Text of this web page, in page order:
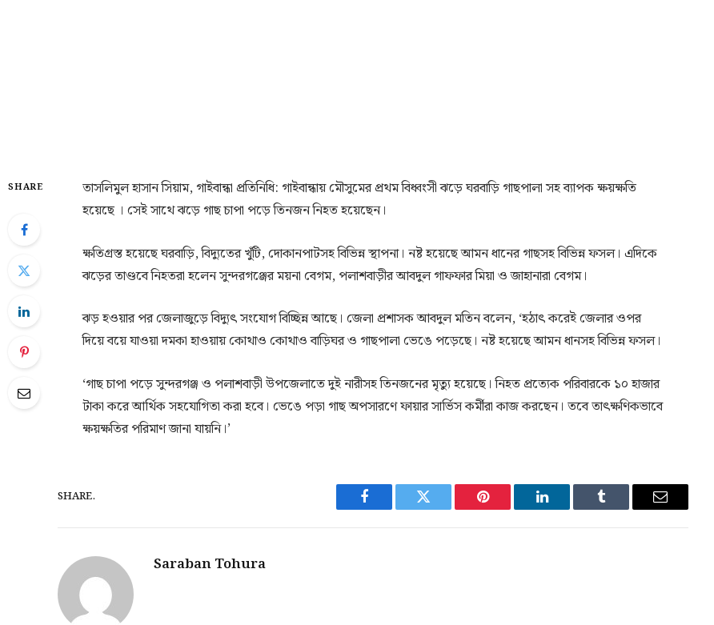
SHARE
তাসলিমুল হাসান সিয়াম, গাইবান্ধা প্রতিনিধি: গাইবান্ধায় মৌসুমের প্রথম বিধ্বংসী ঝড়ে ঘরবাড়ি গাছপালা সহ ব্যাপক ক্ষয়ক্ষতি
হয়েছে । সেই সাথে ঝড়ে গাছ চাপা পড়ে তিনজন নিহত হয়েছেন।
ক্ষতিগ্রস্ত হয়েছে ঘরবাড়ি, বিদ্যুতের খুঁটি, দোকানপাটসহ বিভিন্ন স্থাপনা। নষ্ট হয়েছে আমন ধানের গাছসহ বিভিন্ন ফসল। এদিকে
ঝড়ের তাণ্ডবে নিহতরা হলেন সুন্দরগঞ্জের ময়না বেগম, পলাশবাড়ীর আবদুল গাফফার মিয়া ও জাহানারা বেগম।
ঝড় হওয়ার পর জেলাজুড়ে বিদ্যুৎ সংযোগ বিচ্ছিন্ন আছে। জেলা প্রশাসক আবদুল মতিন বলেন, ‘হঠাৎ করেই জেলার ওপর
দিয়ে বয়ে যাওয়া দমকা হাওয়ায় কোথাও কোথাও বাড়িঘর ও গাছপালা ভেঙে পড়েছে। নষ্ট হয়েছে আমন ধানসহ বিভিন্ন ফসল।
‘গাছ চাপা পড়ে সুন্দরগঞ্জ ও পলাশবাড়ী উপজেলাতে দুই নারীসহ তিনজনের মৃত্যু হয়েছে। নিহত প্রত্যেক পরিবারকে ১০ হাজার
টাকা করে আর্থিক সহযোগিতা করা হবে। ভেঙে পড়া গাছ অপসারণে ফায়ার সার্ভিস কর্মীরা কাজ করছেন। তবে তাৎক্ষণিকভাবে
ক্ষয়ক্ষতির পরিমাণ জানা যায়নি।’
SHARE.
Facebook Twitter Pinterest LinkedIn Tumblr Email
Saraban Tohura